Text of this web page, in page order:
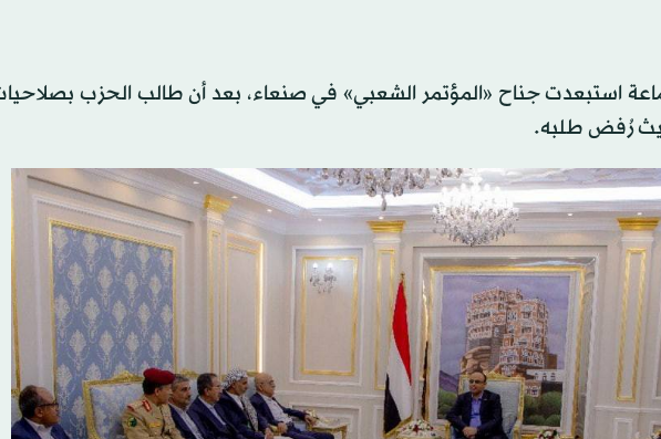
استبعدت جناح «المؤتمر الشعبي» في صنعاء، بعد أن طالب الحزب
رُفض طلبه.